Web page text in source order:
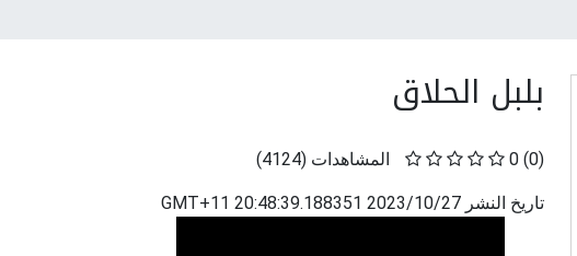
بلبل الحلاق
(0)
0 المشاهدات (
4124
)
تاريخ النشر 2023/10/27 20:48:39.188351 GMT+11